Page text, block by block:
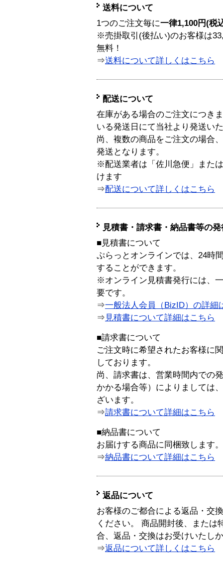
送料について
1つのご注文毎に一律1,100円(税
※売掛取引(後払い)のお客様は
無料！
⇒送料について詳しくはこちら
配送について
在庫がある場合のご注文につき
いる発送日にて当社より発送い
尚、複数の商品をご注文の場合
発送となります。
※配送業者は「佐川急便」また
けます
⇒配送について詳しくはこちら
見積書・請求書・納品書等の
■見積書について
ぷらっとオンラインでは、24時
することができます。
※オンライン見積書発行には、
要です。
⇒一般法人会員（BizID）の詳細
⇒ 見積書について詳細はこちら
■請求書について
ご注文時に希望されたお客様に
しております。
尚、請求書は、営業時間内での
かかる場合等）によりましては
ざいます。
⇒請求書について詳細はこちら
■納品書について
お届けする商品に同梱致します。
⇒納品書について詳細はこちら
返品について
お客様のご都合による返品・交
ください。 商品開封後、または
合、返品・交換はお受けいたし
⇒返品について詳しくはこちら